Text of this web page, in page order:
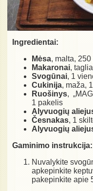
Ingredientai:
Mėsa, malta, 250
Makaronai,
Svogūnai, 1
Cukinija, maža,
Ruošinys,
1 pakelis
Alyvuogių
Česnakas, 1
Alyvuogių
Gaminimo instrukcija:
Nuvalykite
apkepinkite
pakepinkite apie